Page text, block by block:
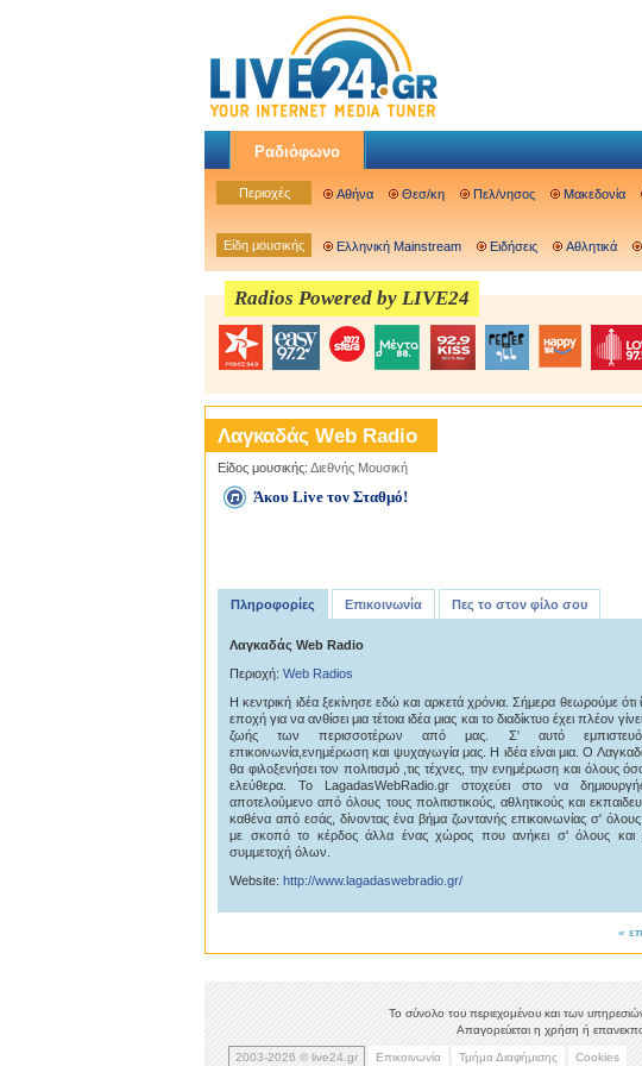
Ραδιόφωνο
Περιοχές Αθήνα Θεσ/κη Πελ/νησος Μακεδονία
Είδη μουσικής Ελληνική Mainstream Ειδήσεις Αθλητικά
Radios Powered by LIVE24
Λαγκαδάς Web Radio
Είδος μουσικής: Διεθνής Μουσική
Άκου Live τον Σταθμό!
Πληροφορίες Επικοινωνία Πες το στον φίλο σου
Λαγκαδάς Web Radio
Περιοχή: Web Radios
Η κεντρική ιδέα ξεκίνησε εδώ και αρκετά χρόνια. Σήμερα θεωρούμε ότι
εποχή για να ανθίσει μια τέτοια ιδέα μιας και το διαδίκτυο έχει πλέον
ζωής των περισσοτέρων από μας. Σ' αυτό
επικοινωνία,ενημέρωση και ψυχαγωγία μας. Η ιδέα είναι μια. Ο
θα φιλοξενήσει τον πολιτισμό ,τις τέχνες, την ενημέρωση και όλους
ελεύθερα. Το LagadasWebRadio.gr στοχεύει στο να
αποτελούμενο από όλους τους πολιτιστικούς, αθλητικούς και
καθένα από εσάς, δίνοντας ένα βήμα ζωντανής επικοινωνίας σ' όλους.
με σκοπό το κέρδος άλλα ένας χώρος που ανήκει σ' όλους και
συμμετοχή όλων.
Website: http://www.lagadaswebradio.gr/
«
Το σύνολο του περιεχομένου και των
Απαγορεύεται η χρήση ή
2003-2026 © live24.gr Επικοινωνία Τμήμα Διαφήμισης Cookies